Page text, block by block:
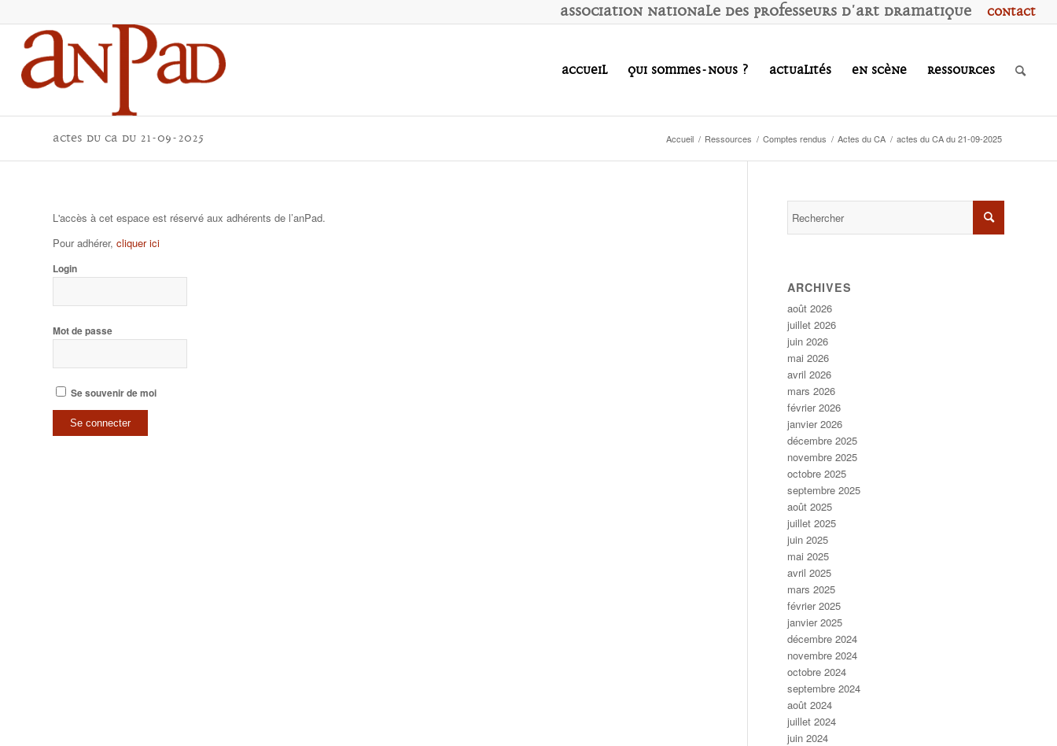
Contact
Association Nationale des Professeurs d'Art Dramatique
Accueil Qui sommes-nous ? Actualités En scène Ressources
actes du CA du 21-09-2025 Accueil / Ressources / Comptes rendus / Actes du CA / actes du CA du 21-09-2025
L'accès à cet espace est réservé aux adhérents de l’anPad.
Pour adhérer, cliquer ici
Login
Mot de passe
Se souvenir de moi
ARCHIVES
août 2026
juillet 2026
juin 2026
mai 2026
avril 2026
mars 2026
février 2026
janvier 2026
décembre 2025
novembre 2025
octobre 2025
septembre 2025
août 2025
juillet 2025
juin 2025
mai 2025
avril 2025
mars 2025
février 2025
janvier 2025
décembre 2024
novembre 2024
octobre 2024
septembre 2024
août 2024
juillet 2024
juin 2024